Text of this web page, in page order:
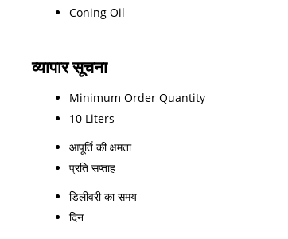
Coning Oil
व्यापार सूचना
Minimum Order Quantity
10 Liters
आपूर्ति की क्षमता
प्रति सप्ताह
डिलीवरी का समय
दिन